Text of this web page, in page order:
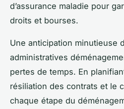
d’assurance maladie pour
droits et bourses.
Une anticipation minutieuse
administratives
pertes de temps. En
résiliation des contrats et le
chaque étape du